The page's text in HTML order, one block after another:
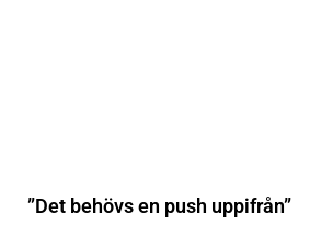
”Det behövs en push uppifrån”